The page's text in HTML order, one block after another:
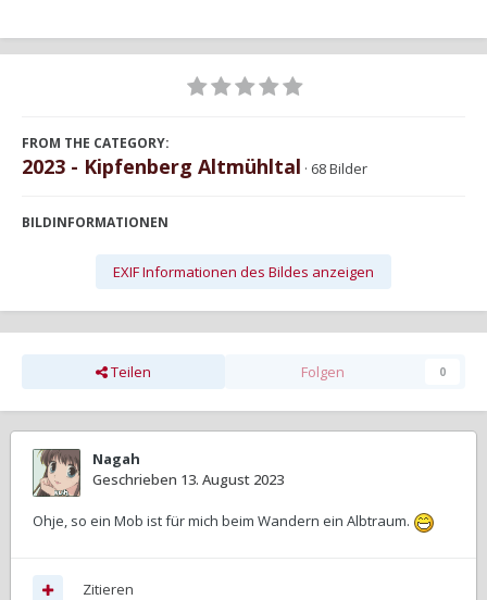
FROM THE CATEGORY:
2023 - Kipfenberg Altmühltal · 68 Bilder
BILDINFORMATIONEN
EXIF Informationen des Bildes anzeigen
Teilen Folgen 0
Nagah
Geschrieben 13. August 2023
Ohje, so ein Mob ist für mich beim Wandern ein Albtraum.
Zitieren